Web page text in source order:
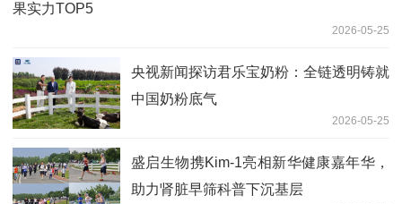
果实力TOP5
2026-05-25
央视新闻探访君乐宝奶粉：全链透明铸就
中国奶粉底气
2026-05-25
盛启生物携Kim‑1亮相新华健康嘉年华，
助力肾脏早筛科普下沉基层